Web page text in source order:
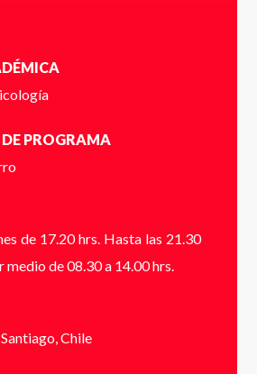
PROGRAMA
de 17.20 hrs. Hasta las 21.30
medio de 08.30 a 14.00 hrs.
Chile
formulario y nos pondremos en
brevedad.
sin puntos ni guión (Ej:
2) *